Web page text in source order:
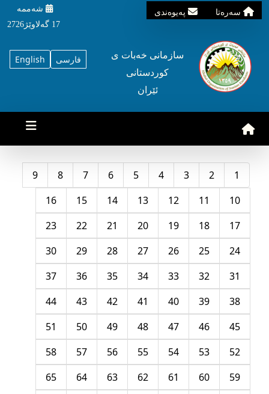
سه‌ره‌تا په‌یوه‌ندی
شه‌ممه‌
17 گه‌لاوێژ2726
English فارسی
سازمانی خه‌بات ی
کوردستانی
ئێران
1
2
3
4
5
6
7
8
9
10
11
12
13
14
15
16
17
18
19
20
21
22
23
24
25
26
27
28
29
30
31
32
33
34
35
36
37
38
39
40
41
42
43
44
45
46
47
48
49
50
51
52
53
54
55
56
57
58
59
60
61
62
63
64
65